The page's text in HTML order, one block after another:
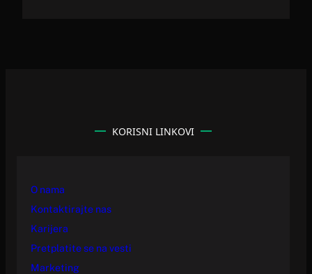
KORISNI LINKOVI
O nama
Kontaktirajte nas
Karijera
Pretplatite se na vesti
Marketing